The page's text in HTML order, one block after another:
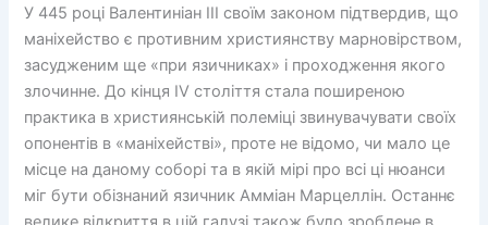
У 445 році Валентиніан III своїм законом підтвердив, що
маніхейство є противним християнству марновірством,
засудженим ще «при язичниках» і проходження якого
злочинне. До кінця IV століття стала поширеною
практика в християнській полеміці звинувачувати своїх
опонентів в «маніхействі», проте не відомо, чи мало це
місце на даному соборі та в якій мірі про всі ці нюанси
міг бути обізнаний язичник Амміан Марцеллін. Останнє